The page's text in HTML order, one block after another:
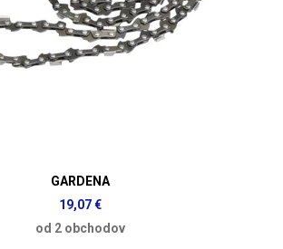
GARDENA
19,07 €
od 2 obchodov